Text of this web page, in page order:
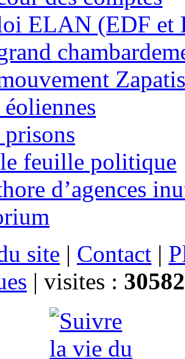
ELAN (EDF et
prisons
feuille politique
d’agences
site | Contact |
| visites :